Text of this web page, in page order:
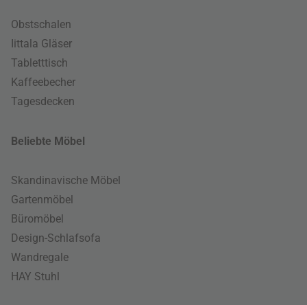
Obstschalen
Iittala Gläser
Tabletttisch
Kaffeebecher
Tagesdecken
Beliebte Möbel
Skandinavische Möbel
Gartenmöbel
Büromöbel
Design-Schlafsofa
Wandregale
HAY Stuhl